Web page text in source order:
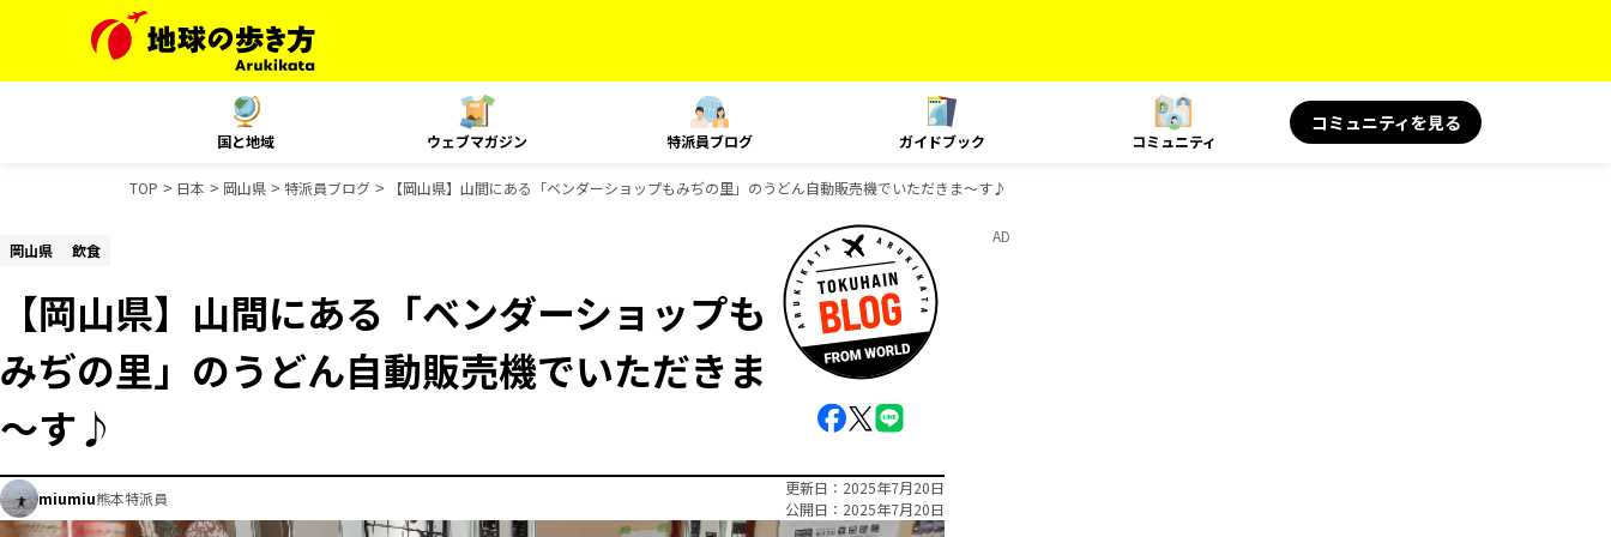
国と地域 ウェブマガジン 特派員ブログ ガイドブック コミュニティ
コミュニティを見る
TOP 日本 岡山県 特派員ブログ 【岡山県】山間にある「ベンダーショップもみぢの里」のうどん自動販売機でいただきま～す♪
岡山県 飲食
【岡山県】山間にある「ベンダーショップも
みぢの里」のうどん自動販売機でいただきま
～す♪
miumiu熊本特派員
更新日
2025年7月20日
公開日
2025年7月20日
AD